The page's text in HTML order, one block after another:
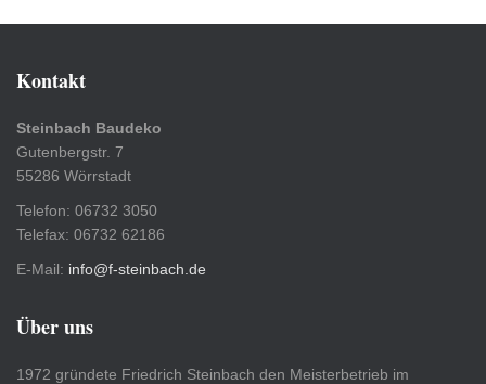
Kontakt
Steinbach Baudeko
Gutenbergstr. 7
55286 Wörrstadt
Telefon: 06732 3050
Telefax: 06732 62186
E-Mail: info@f-steinbach.de
Über uns
1972 gründete Friedrich Steinbach den Meisterbetrieb im